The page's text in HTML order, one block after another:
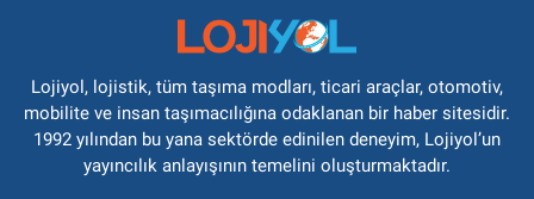
Lojiyol, lojistik, tüm taşıma modları, ticari araçlar, otomotiv,
mobilite ve insan taşımacılığına odaklanan bir haber sitesidir.
1992 yılından bu yana sektörde edinilen deneyim, Lojiyol’un
yayıncılık anlayışının temelini oluşturmaktadır.